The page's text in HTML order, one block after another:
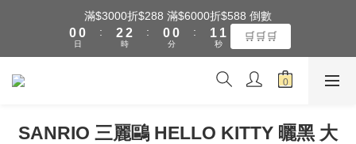
全館滿$3000享『超商』免運費
滿$3000折$288 滿$6000折$588 倒數
0
1
0
日
:
3
2
1
3
2
1
時
:
1
0
1
0
分
:
2
1
0
2
1
0
秒
🛒🛒🛒
全館滿$3000享『超商』免運費
SANRIO 三麗鷗 HELLO KITTY 曬黑 大